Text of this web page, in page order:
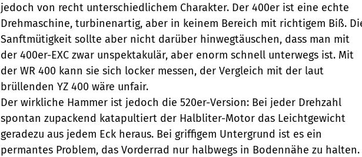
jedoch von recht unterschiedlichem Charakter. Der 400er ist eine echte
Drehmaschine, turbinenartig, aber in keinem Bereich mit richtigem Biß.
Sanftmütigkeit sollte aber nicht darüber hinwegtäuschen, dass man mit
der 400er-EXC zwar unspektakulär, aber enorm schnell unterwegs ist. Mit
der WR 400 kann sie sich locker messen, der Vergleich mit der laut
brüllenden YZ 400 wäre unfair.
Der wirkliche Hammer ist jedoch die 520er-Version: Bei jeder Drehzahl
spontan zupackend katapultiert der Halbliter-Motor das Leichtgewicht
geradezu aus jedem Eck heraus. Bei griffigem Untergrund ist es ein
permantes Problem, das Vorderrad nur halbwegs in Bodennähe zu halten.